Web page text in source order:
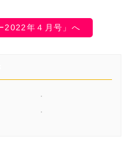
2022年４月号」へ